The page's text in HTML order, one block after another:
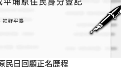
民日回顧正名歷程